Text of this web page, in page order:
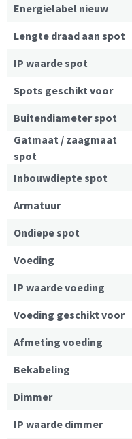
Energielabel nieuw
Lengte draad aan spot
IP waarde spot
Spots geschikt voor
Buitendiameter spot
Gatmaat / zaagmaat
spot
Inbouwdiepte spot
Armatuur
Ondiepe spot
Voeding
IP waarde voeding
Voeding geschikt voor
Afmeting voeding
Bekabeling
Dimmer
IP waarde dimmer